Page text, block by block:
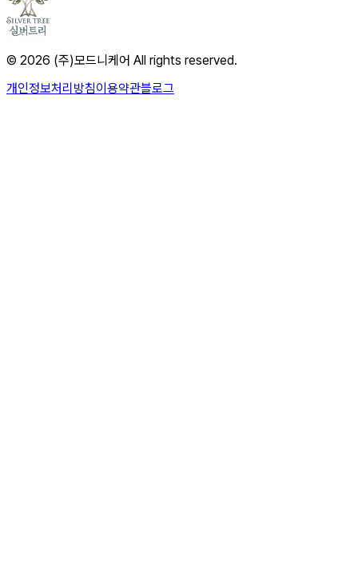
© 2026 (주)모드니케어 All rights reserved.
개인정보처리방침이용약관블로그